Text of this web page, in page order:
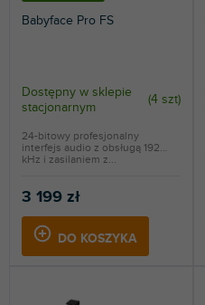
Babyface Pro FS
Dostępny w sklepie
stacjonarnym
(4 szt)
3 199 zł
DO KOSZYKA
24-bitowy profesjonalny
interfejs audio z obsługą 192
kHz i zasilaniem z...